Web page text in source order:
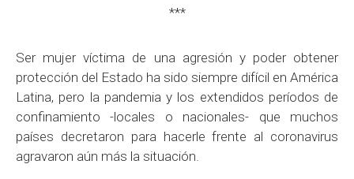
***
Ser mujer víctima de una agresión y poder obtener
protección del Estado ha sido siempre difícil en América
Latina, pero la pandemia y los extendidos períodos de
confinamiento -locales o nacionales- que muchos
países decretaron para hacerle frente al coronavirus
agravaron aún más la situación.